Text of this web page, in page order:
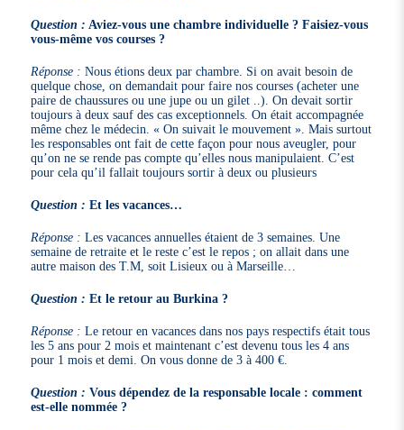
Question : Aviez-vous une chambre individuelle ? Faisiez-vous
vous-même vos courses ?
Réponse : Nous étions deux par chambre. Si on avait besoin de
quelque chose, on demandait pour faire nos courses (acheter une
paire de chaussures ou une jupe ou un gilet ..). On devait sortir
toujours à deux sauf des cas exceptionnels. On était accompagnée
même chez le médecin. « On suivait le mouvement ». Mais surtout
les responsables ont fait de cette façon pour nous aveugler, pour
qu’on ne se rende pas compte qu’elles nous manipulaient. C’est
pour cela qu’il fallait toujours sortir à deux ou plusieurs
Question : Et les vacances…
Réponse : Les vacances annuelles étaient de 3 semaines. Une
semaine de retraite et le reste c’est le repos ; on allait dans une
autre maison des T.M, soit Lisieux ou à Marseille…
Question : Et le retour au Burkina ?
Réponse : Le retour en vacances dans nos pays respectifs était tous
les 5 ans pour 2 mois et maintenant c’est devenu tous les 4 ans
pour 1 mois et demi. On vous donne de 3 à 400 €.
Question : Vous dépendez de la responsable locale : comment
est-elle nommée ?